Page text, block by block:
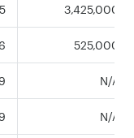
3,425,000
525,000
N/A
N/A